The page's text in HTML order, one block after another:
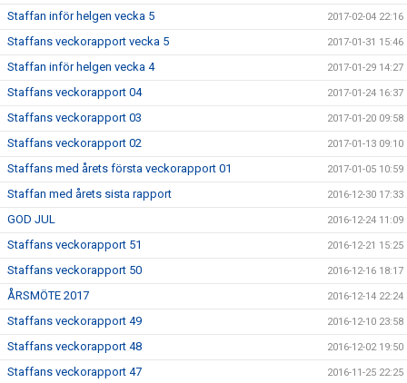
Staffan inför helgen vecka 5 2017-02-04 22:16
Staffans veckorapport vecka 5 2017-01-31 15:46
Staffan inför helgen vecka 4 2017-01-29 14:27
Staffans veckorapport 04 2017-01-24 16:37
Staffans veckorapport 03 2017-01-20 09:58
Staffans veckorapport 02 2017-01-13 09:10
Staffans med årets första veckorapport 01 2017-01-05 10:59
Staffan med årets sista rapport 2016-12-30 17:33
GOD JUL 2016-12-24 11:09
Staffans veckorapport 51 2016-12-21 15:25
Staffans veckorapport 50 2016-12-16 18:17
ÅRSMÖTE 2017 2016-12-14 22:24
Staffans veckorapport 49 2016-12-10 23:58
Staffans veckorapport 48 2016-12-02 19:50
Staffans veckorapport 47 2016-11-25 22:25